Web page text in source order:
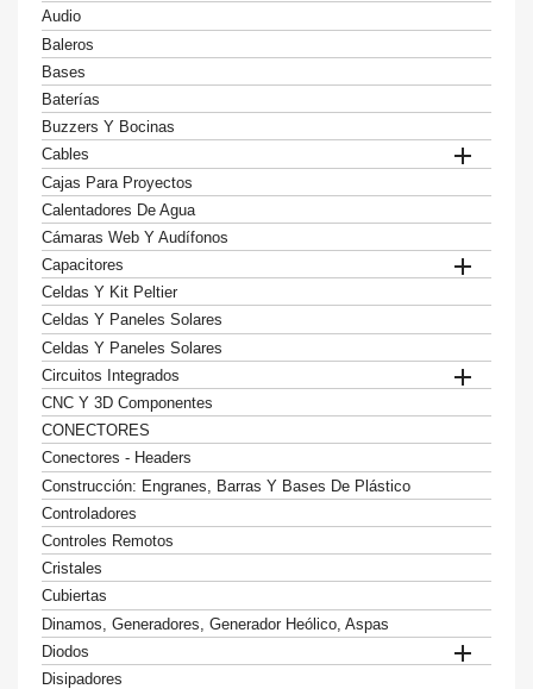
Audio
Baleros
Bases
Baterías
Buzzers Y Bocinas
Cables

Cajas Para Proyectos
Calentadores De Agua
Cámaras Web Y Audífonos
Capacitores

Celdas Y Kit Peltier
Celdas Y Paneles Solares
Celdas Y Paneles Solares
Circuitos Integrados

CNC Y 3D Componentes
CONECTORES
Conectores - Headers
Construcción: Engranes, Barras Y Bases De Plástico
Controladores
Controles Remotos
Cristales
Cubiertas
Dinamos, Generadores, Generador Heólico, Aspas
Diodos

Disipadores